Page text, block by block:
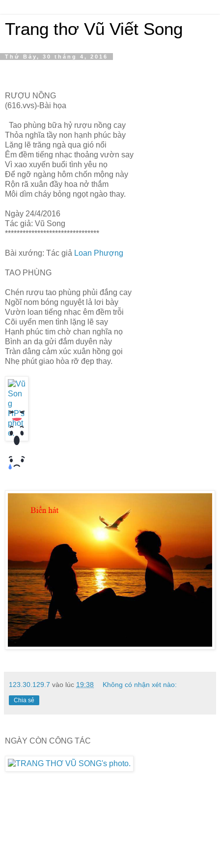
Trang thơ Vũ Viết Song
Thứ Bảy, 30 tháng 4, 2016
RƯỢU NỒNG
(616.vvs)-Bài họa
Tao phùng bữa hỷ rượu nồng cay
Thỏa nghĩa tầy non hạnh phúc bày
Lặng lẽ trăng ngà qua gió nổi
Êm đềm tiếng nhạc thoảng vườn say
Vì xao xuyến buổi tình yêu nọ
Để ngỡ ngàng hôm chốn mộng này
Rộn rã xuân đầy hoa nở thắm
Môi dìm cháy bỏng ngọt ngào thay.
Ngày 24/4/2016
Tác giả: Vũ Song
********************************
Bài xướng: Tác giả Loan Phượng
TAO PHÙNG
Chén rượu tao phùng phủi đắng cay
Ngồĩ nom bóng nguyệt lả lơi bày
Vườn loan tiếng nhạc êm đềm trỗi
Cõi uyển men tình lặng lẽ say
Hạnh phúc tim chờ chan nghĩa nọ
Bình an dạ gửi đắm duyên này
Tràn dâng cảm xúc xuân hồng gọi
Nhẹ phút giao hòa rỡ đẹp thay.
123.30.129.7 vào lúc 19:38 Không có nhận xét nào:
Chia sẻ
NGÀY CÒN CÔNG TÁC